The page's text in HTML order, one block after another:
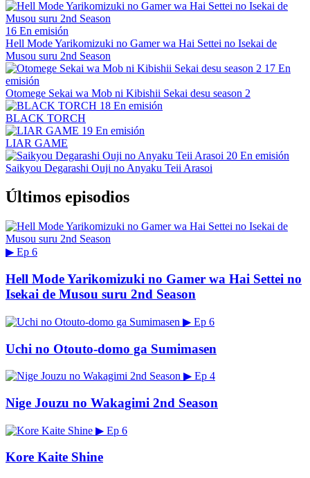
16 En emisión
Hell Mode Yarikomizuki no Gamer wa Hai Settei no Isekai de
Musou suru 2nd Season
17 En
emisión
Otomege Sekai wa Mob ni Kibishii Sekai desu season 2
18 En emisión
BLACK TORCH
19 En emisión
LIAR GAME
20 En emisión
Saikyou Degarashi Ouji no Anyaku Teii Arasoi
Últimos episodios
▶ Ep 6
Hell Mode Yarikomizuki no Gamer wa Hai Settei no
Isekai de Musou suru 2nd Season
▶ Ep 6
Uchi no Otouto-domo ga Sumimasen
▶ Ep 4
Nige Jouzu no Wakagimi 2nd Season
▶ Ep 6
Kore Kaite Shine